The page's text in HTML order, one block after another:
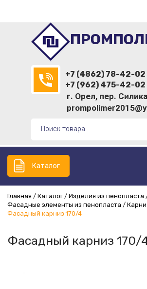
+7 (4862) 78-42-02
+7 (962) 475-42-02
г. Орел, пер.
Каталог
Главная Каталог
Изделия из пенопласта
Фасадные элементы из пенопласта
Фасадный карниз 170/4
Фасадный карниз 170/